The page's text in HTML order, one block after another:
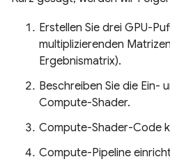
Erstellen Sie drei GPU-
multiplizierenden
Ergebnismatrix).
Beschreiben Sie die Ein-
Compute-Shader.
Compute-Shader-Code
Compute-Pipeline